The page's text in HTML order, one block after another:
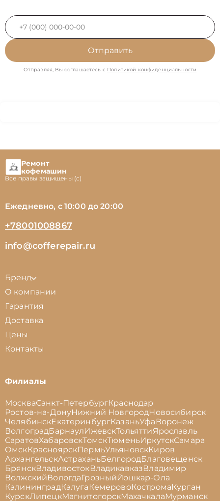
Отправить
Отправляя, Вы соглашаетесь с Политикой конфиденциальности
Ремонт
кофемашин
Все правы защищены (с)
Ежедневно, с 10:00 до 20:00
+78001008867
info@cofferepair.ru
Бренд
О компании
Гарантия
Доставка
Цены
Контакты
Филиалы
МоскваСанкт-ПетербургКраснодар
Ростов-на-ДонуНижний НовгородНовосибирск
ЧелябинскЕкатеринбургКазаньУфа Воронеж
ВолгоградБарнаулИжевскТольяттиЯрославль
СаратовХабаровскТомскТюменьИркутскСамара
ОмскКрасноярскПермьУльяновскКиров
АрхангельскАстраханьБелгородБлаговещенск
БрянскВладивостокВладикавказВладимир
ВолжскийВологдаГрозныйЙошкар-Ола
КалининградКалуга КемеровоКостромаКурган
КурскЛипецкМагнитогорскМахачкалаМурманск